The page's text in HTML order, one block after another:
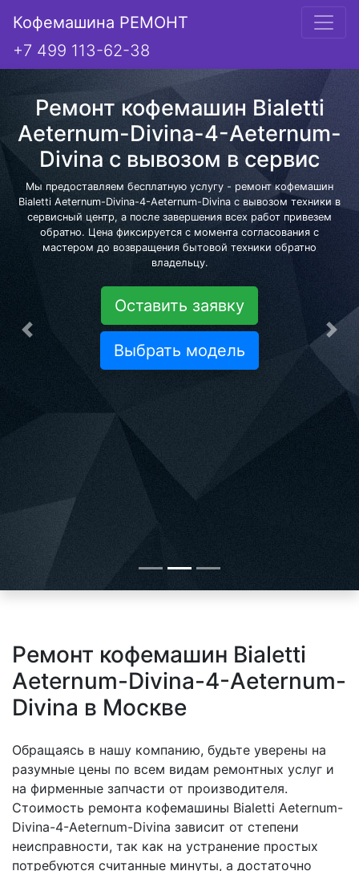
Кофемашина РЕМОНТ
+7 499 113-62-38
Ремонт кофемашин Bialetti
Aeternum-Divina-4-Aeternum-
Divina с вывозом в сервис
Мы предоставляем бесплатную услугу - ремонт кофемашин
Bialetti Aeternum-Divina-4-Aeternum-Divina с вывозом техники в
сервисный центр, а после завершения всех работ привезем
обратно. Цена фиксируется с момента согласования с
мастером до возвращения бытовой техники обратно
владельцу.
Оставить заявку
Выбрать модель
Предыдущая
Ремонт кофемашин Bialetti
Aeternum-Divina-4-Aeternum-
Divina в Москве
Обращаясь в нашу компанию, будьте уверены на
разумные цены по всем видам ремонтных услуг и
на фирменные запчасти от производителя.
Стоимость ремонта кофемашины Bialetti Aeternum-
Divina-4-Aeternum-Divina зависит от степени
неисправности, так как на устранение простых
потребуются считанные минуты, а достаточно